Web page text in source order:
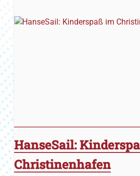
HanseSail:
Christinenhafen